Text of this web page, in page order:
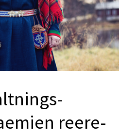
reere­